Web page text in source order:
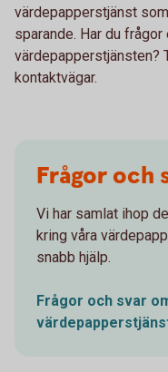
värdepapperstjänst
sparande. Har du
värdepapperstjänsten?
kontaktvägar.
Frågor och
Vi har samlat ihop
kring våra
snabb hjälp.
Frågor och svar